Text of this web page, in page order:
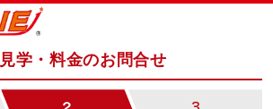
学・料金のお問合せ